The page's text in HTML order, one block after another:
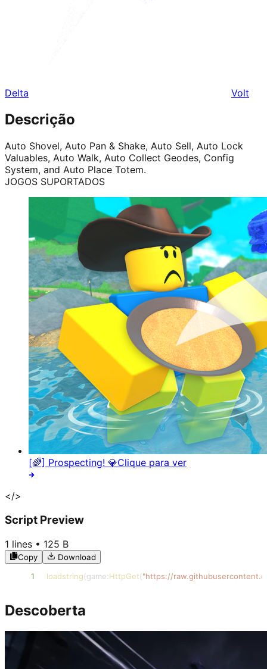
Delta Volt
Descrição
Auto Shovel, Auto Pan & Shake, Auto Sell, Auto Lock
Valuables, Auto Walk, Auto Collect Geodes, Config
System, and Auto Place Totem.
JOGOS SUPORTADOS
[🌈] Prospecting! 💎Clique para ver
</>
Script Preview
1 lines • 125 B
Copy Download
1 loadstring(game:HttpGet("https://
Descoberta